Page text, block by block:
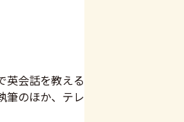
英会話を教える
筆のほか、テレ